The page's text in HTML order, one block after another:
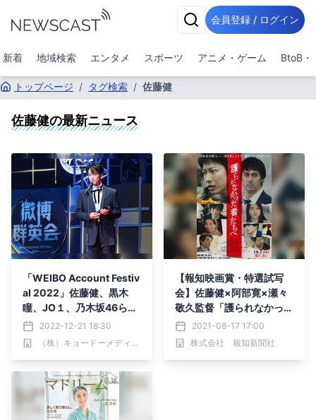
会員登録 / ログイン
新着 地域検索 エンタメ スポーツ アニメ・ゲーム BtoB・
トップページ / タグ検索 / 佐藤健
佐藤健の最新ニュース
「WEIBO Account Festiv
al 2022」佐藤健、黒木
瞳、JO１、乃木坂46らが
受賞2022-12-21 18:30
（株）キョードーメディアス
【報知映画賞・特選試写
会】佐藤健×阿部寛×瀬々
敬久監督「護られなかった
者たちへ」9・16開催
2021-08-17 17:00
株式会社 報知新聞社